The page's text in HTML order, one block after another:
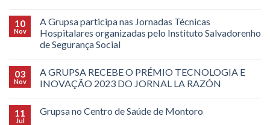
10
Nov
A Grupsa participa nas Jornadas Técnicas
Hospitalares organizadas pelo Instituto Salvadorenho
de Segurança Social
03
Nov
A GRUPSA RECEBE O PRÉMIO TECNOLOGIA E
INOVAÇÃO 2023 DO JORNAL LA RAZÓN
11
Jul
Grupsa no Centro de Saúde de Montoro